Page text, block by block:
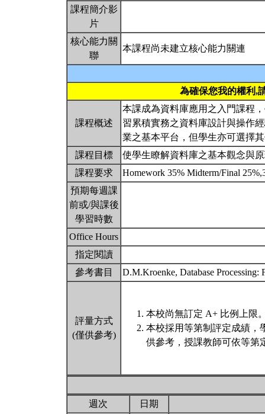
課程簡介影
片
核心能力關
聯
本課程尚未建立核心能力關連
為確保您我的權利,
課程概述
本課成為資料庫應用之入門課程
習累積實務之資料庫設計與操作
業之基本平台，但學生亦可選擇
課程目標
使學生瞭解資料庫之基本觀念與
課程要求
Homework 35% Midterm/Final
預期每週課
前或/與課後
學習時數
Office Hours
指定閱讀
參考書目
D.M.Kroenke, Database Processing:
評量方式
(僅供參考)
本校尚無訂定 A+ 比例上限
本校採用等第制評定成績，
供參考，授課教師可依等第
週次
日期